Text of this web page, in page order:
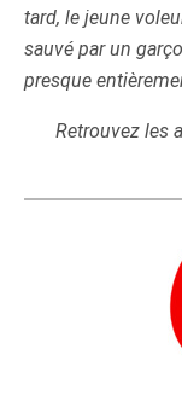
tard, le jeune
sauvé par un
presque
Retrouvez les